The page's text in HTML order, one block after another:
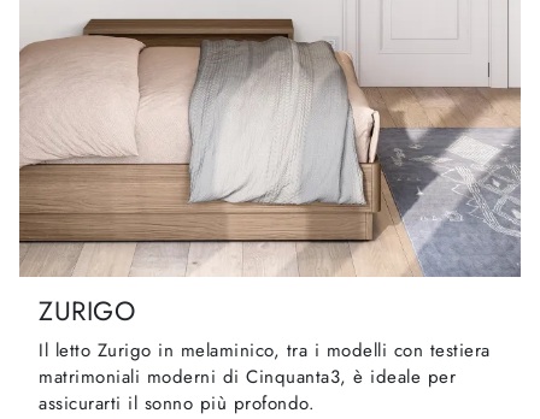
ZURIGO
Il letto Zurigo in melaminico, tra i modelli con testiera
matrimoniali moderni di Cinquanta3, è ideale per
assicurarti il sonno più profondo.